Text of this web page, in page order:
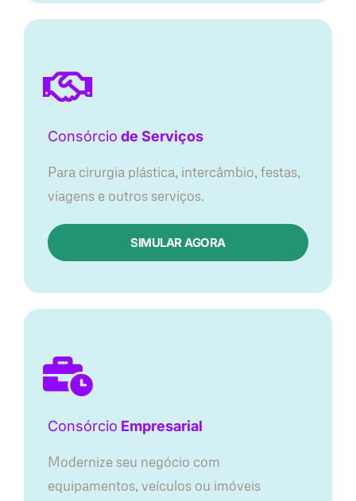
Consórcio de Serviços
Para cirurgia plástica, intercâmbio, festas,
viagens e outros serviços.
SIMULAR AGORA
Consórcio Empresarial
Modernize seu negócio com
equipamentos, veículos ou imóveis